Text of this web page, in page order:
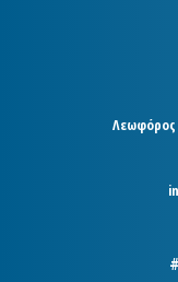
Λεωφόρος